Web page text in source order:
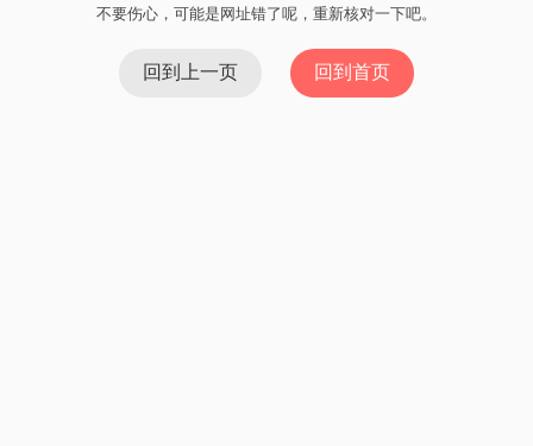
不要伤心，可能是网址错了呢，重新核对一下吧。
回到上一页 回到首页